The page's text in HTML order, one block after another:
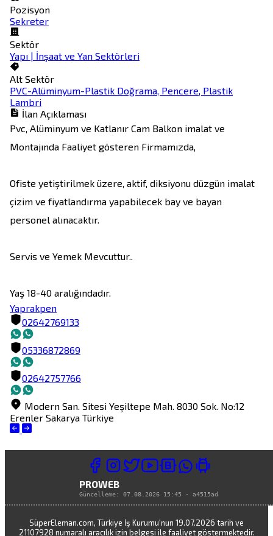
Pozisyon
Sekreter
Sektör
Yapı | İnşaat ve Yan Sektörleri
Alt Sektör
PVC-Alüminyum-Plastik Doğrama, Pencere, Plastik
Lambri
İlan Açıklaması
Pvc, Alüminyum ve Katlanır Cam Balkon imalat ve
Montajında Faaliyet gösteren Firmamızda,
Ofiste yetiştirilmek üzere, aktif, diksiyonu düzgün imalat
çizim ve fiyatlandırma yapabilecek bay ve bayan
personel alınacaktır.
Servis ve Yemek Mevcuttur..
Yaprakpen
02642769133
05336872869
02642757766
Modern San. Sitesi Yeşiltepe Mah. 8030 Sok. No:12
Erenler Sakarya Türkiye
PROWEB
Güncelleme: 07.08.2026 15:45 · a4515ad
SüperEleman.com, Türkiye İş Kurumu'nun 19.07.2026 tarih ve
21107928 numaralı aracılık izin belgesi ile faaliyet göstermektedir.